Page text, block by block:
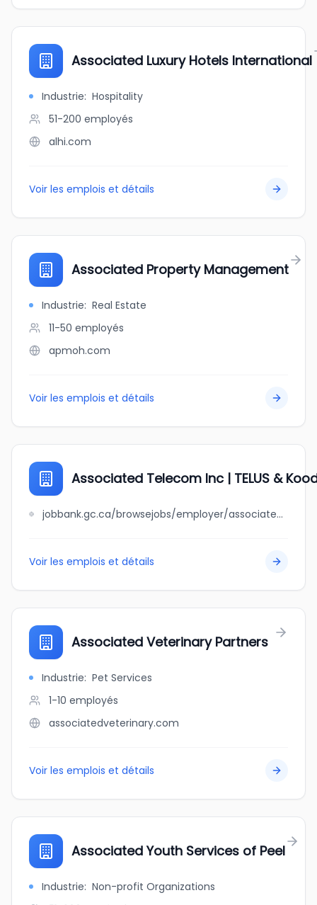
Associated Luxury Hotels International
Industrie: Hospitality
51-200 employés
alhi.com
Voir les emplois et détails
Associated Property Management
Industrie: Real Estate
11-50 employés
apmoh.com
Voir les emplois et détails
Associated Telecom Inc | TELUS &
jobbank.gc.ca/browsejobs/employer/associated+telecom+inc+%7C+telus+%26+koodo+authorized+dealer/ca
Voir les emplois et détails
Associated Veterinary Partners
Industrie: Pet Services
1-10 employés
associatedveterinary.com
Voir les emplois et détails
Associated Youth Services of Peel
Industrie: Non-profit Organizations